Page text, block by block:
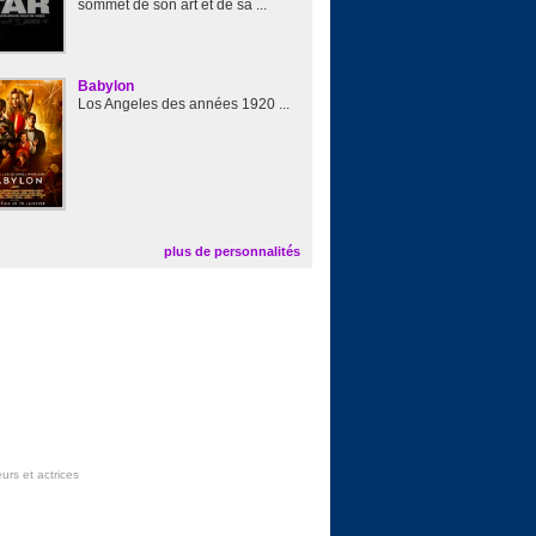
sommet de son art et de sa ...
Babylon
Los Angeles des années 1920 ...
plus de personnalités
et actrices